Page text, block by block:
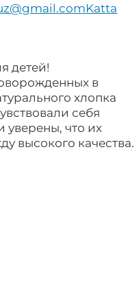
Katta
детей!
в
хлопка
себя
уверены, что их
высокого качества.